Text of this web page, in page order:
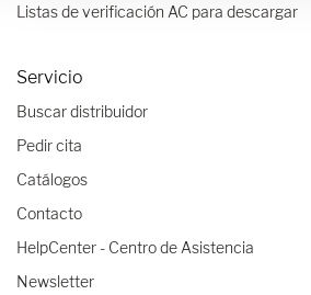
Listas de verificación AC para descargar
Servicio
Buscar distribuidor
Pedir cita
Catálogos
Contacto
HelpCenter - Centro de Asistencia
Newsletter